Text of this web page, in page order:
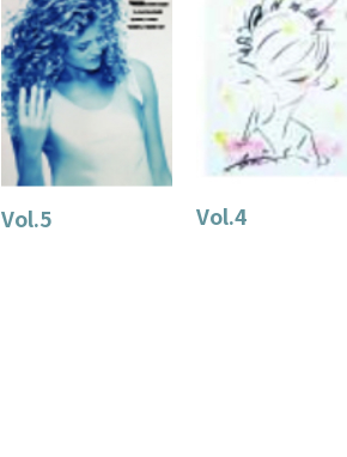
Vol.5 Vol.4